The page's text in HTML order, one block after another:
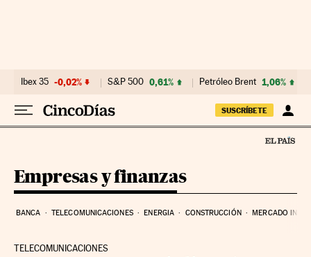
Ibex 35 -0,02% S&P 500 0,61% Petróleo Brent 1,06%
SUSCRÍBETE
Empresas y finanzas
BANCA TELECOMUNICACIONES ENERGIA CONSTRUCCIÓN MERCADO
TELECOMUNICACIONES